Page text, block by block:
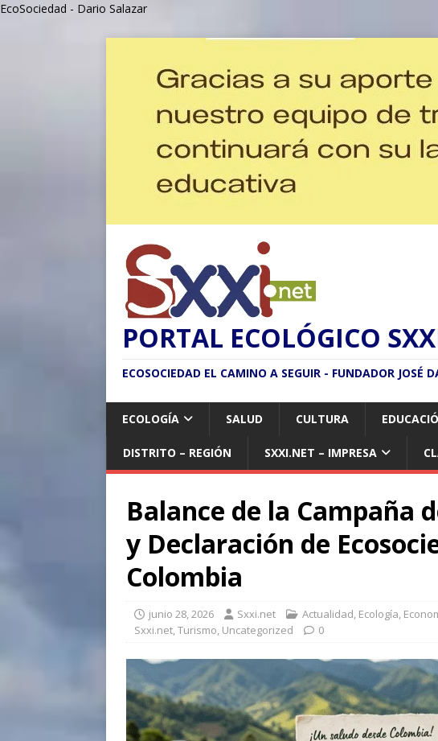
EcoSociedad - Dario Salazar
PORTAL ECOLÓGICO
ECOSOCIEDAD EL CAMINO A SEGUIR - FUNDADOR JOSÉ
ECOLOGÍA SALUD CULTURA
DISTRITO – REGIÓN SXXI.NET – IMPRESA
Balance de la Campaña
y Declaración de
Colombia
junio 28, 2026 Sxxi.net Actualidad, Ecología,
Sxxi.net,Turismo, Uncategorized 0